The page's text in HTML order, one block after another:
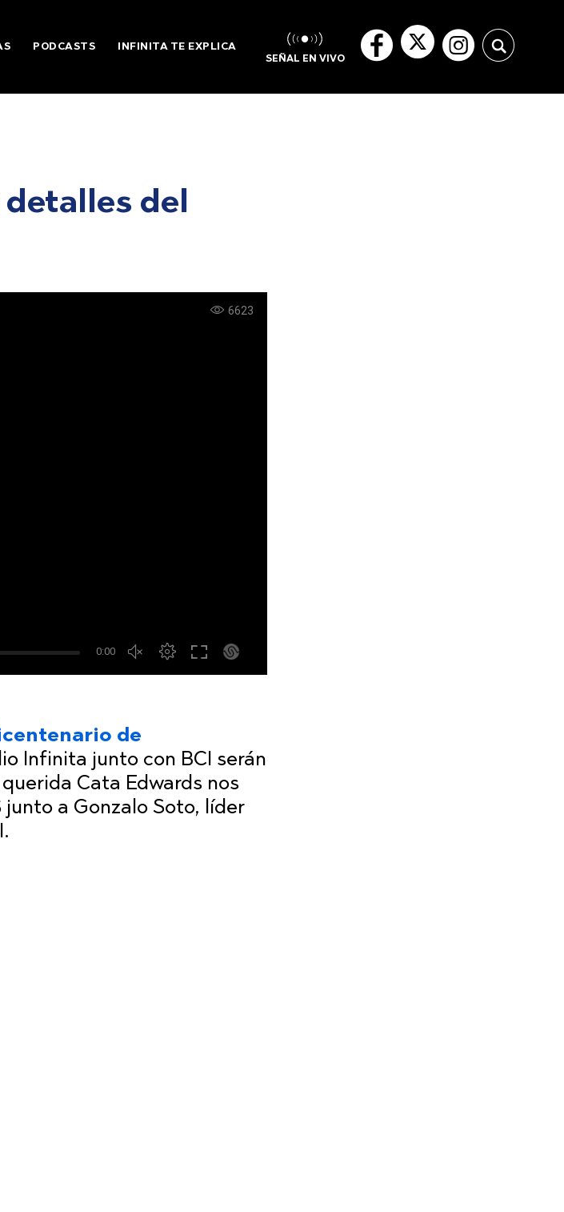
PODCASTS INFINITA TE EXPLICA
SEÑAL EN VIVO
del
de
Infinita junto con BCI serán
Cata Edwards nos
junto a Gonzalo Soto, líder